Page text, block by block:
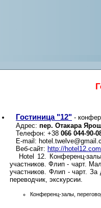
Гостиница "12" -
Адрес: пер. Отакара
Телефон: +38 066 044-90-
E-mail:
Веб-сайт: http://
Hotel 12. Конференц-
участников. Флип - чарт.
участников. Флип - чарт. За
переводчик, экскурсии.
Конференц-залы,